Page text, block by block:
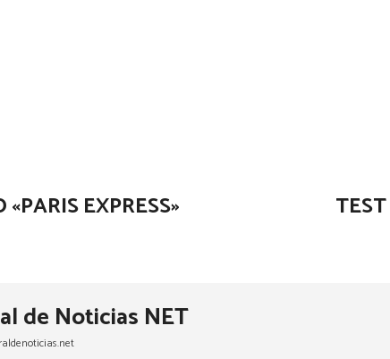
EXPRESS»
de Noticias NET